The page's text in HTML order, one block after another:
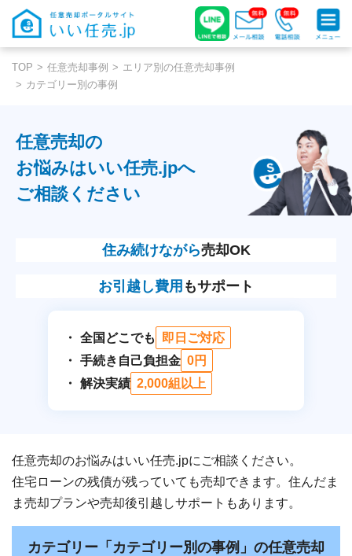
TOP 任意売却事例
エリア別の任意売却事例
カテゴリー別の事例
任意売却の
お悩みはいい任売.jpへ
ご相談ください
住み続けながら売却OK
お引越し費用 もサポート
全国どこでも
即日ご対応
手続き自己負担金 0円
解決実績 2,000組以上
任意売却のお悩みはいい任売.jpにご相談ください。
住宅ローンの残債が残っていても売却できます。住んだま
ま売却プランや売却後引越しサポートもあります。
カテゴリー「カテゴリー別の事例」の任意売却